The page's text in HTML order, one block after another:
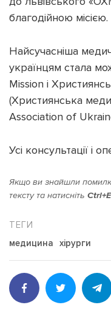
благодійною місією.
Найсучасніша
українцям стала
Mission і
(Християнська
Association of
Усі консультації і
Якщо ви знайшли
тексту та натисніть
медицина хірурги